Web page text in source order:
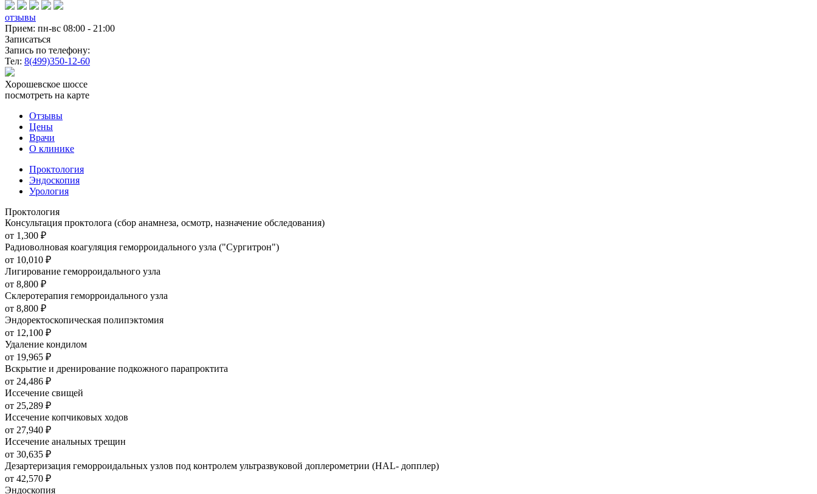
отзывы
Прием: пн-вс 08:00 - 21:00
Записаться
Запись по телефону:
Тел: 8(499)350-12-60
Хорошевское шоссе
посмотреть на карте
Отзывы
Цены
Врачи
О клинике
Проктология
Эндоскопия
Урология
Проктология
Консультация проктолога (сбор анамнеза, осмотр, назначение обследования)
от 1,300 ₽
Радиоволновая коагуляция геморроидального узла ("Сургитрон")
от 10,010 ₽
Лигирование геморроидального узла
от 8,800 ₽
Склеротерапия геморроидального узла
от 8,800 ₽
Эндоректоскопическая полипэктомия
от 12,100 ₽
Удаление кондилом
от 19,965 ₽
Вскрытие и дренирование подкожного парапроктита
от 24,486 ₽
Иссечение свищей
от 25,289 ₽
Иссечение копчиковых ходов
от 27,940 ₽
Иссечение анальных трещин
от 30,635 ₽
Дезартеризация геморроидальных узлов под контролем ультразвуковой доплерометрии (HAL- допплер)
от 42,570 ₽
Эндоскопия